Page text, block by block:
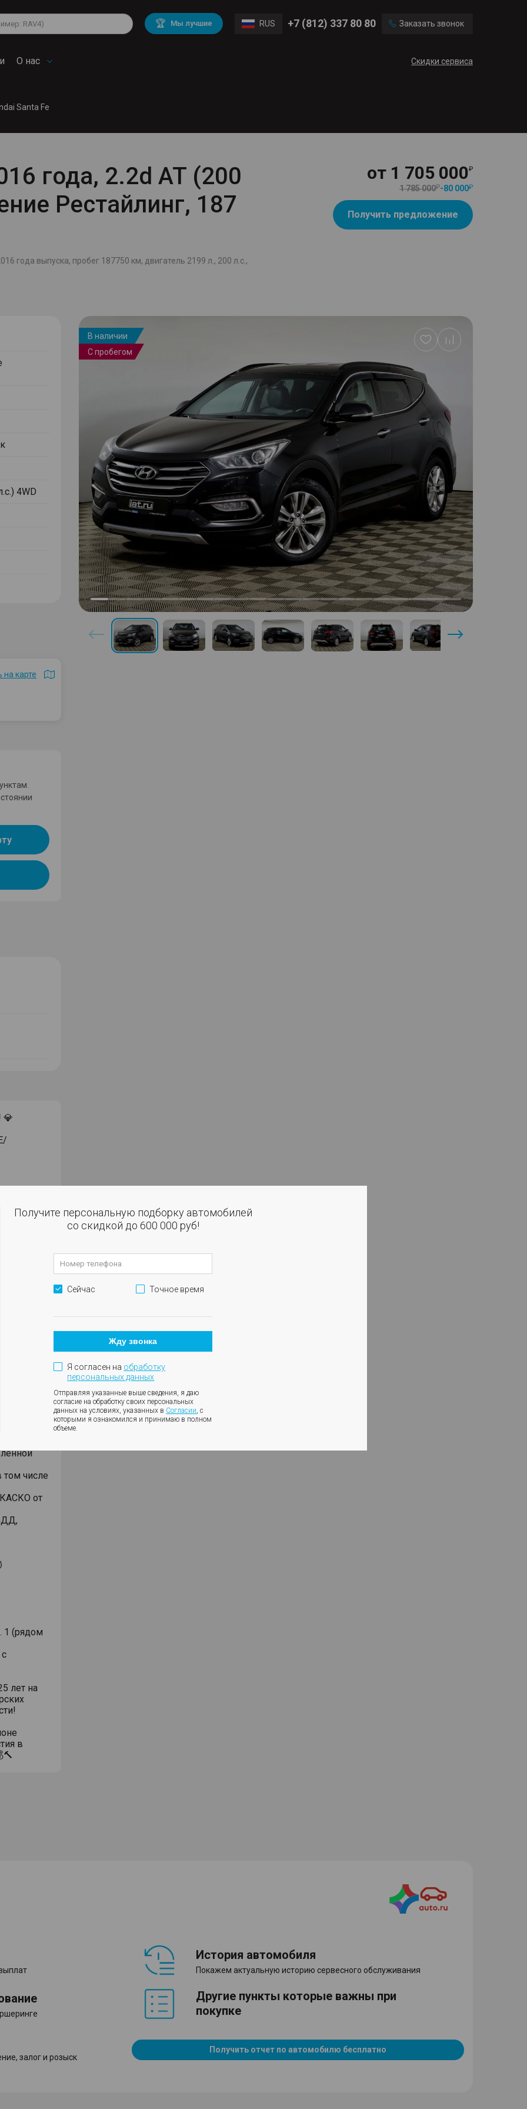
🏆 Мы лучшие RUS +7 (812) 337 80 80 Заказать звонок
О нас Скидки сервиса
Mitsubishi BMW
Chevrolet Mercedes Benz
Santa Fe
года, 2.2d AT (200
Рестайлинг, 187
года выпуска, пробег 187750 км, двигатель 2199 л., 200 л.с.,
от 1 705 000
1 785 000 -80 000
Получить предложение
4WD
на карте
💎
У
в
за
2-х
числе
от
1 (рядом
лет на
в
В наличии
С пробегом
Добавить
в
залог и розыск
История автомобиля
Покажем актуальную историю сервесного обслуживания
Другие пункты которые важны при
покупке
Получить отчет по автомобилю бесплатно
Получите персональную подборку автомобилей
со скидкой до 600 000 руб!
Сейчас Точное время
Жду звонка
Я согласен на обработку
персональных данных
Отправляя указанные выше сведения, я даю
согласие на обработку своих персональных
данных на условиях, указанных в Согласии, с
которыми я ознакомился и принимаю в полном
объеме.